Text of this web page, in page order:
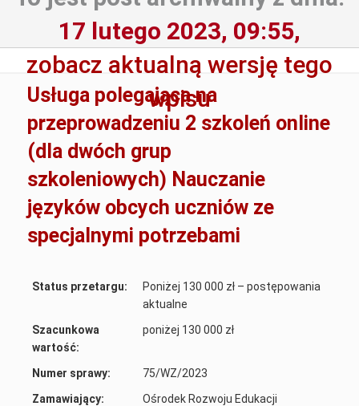
17 lutego 2023, 09:55,
zobacz aktualną wersję tego
wpisu
Usługa polegająca na
przeprowadzeniu 2 szkoleń online
(dla dwóch grup
szkoleniowych) Nauczanie
języków obcych uczniów ze
specjalnymi potrzebami
Status przetargu:
Poniżej 130 000 zł – postępowania
aktualne
Szacunkowa
wartość:
poniżej 130 000 zł
Numer sprawy:
75/WZ/2023
Zamawiający:
Ośrodek Rozwoju Edukacji